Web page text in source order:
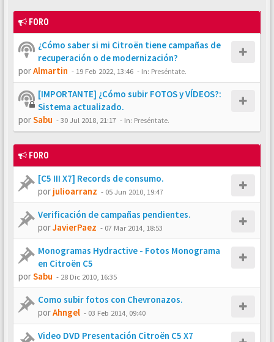
FORO
¿Cómo saber si mi Citroën tiene campañas de
recuperación o de modernización?
porAlmartin - 19 Feb 2022, 13:46 - In: Preséntate.
[IMPORTANTE] ¿Cómo subir FOTOS y VÍDEOS?:
Sistema actualizado.
porSabu -30 Jul 2018, 21:17 - In: Preséntate.
FORO
[C5 III X7] Records de consumo.
por julioarranz - 05 Jun 2010, 19:47
Verificación de campañas pendientes.
porJavierPaez - 07 Mar 2014, 18:53
Monogramas Hydractive - Fotos Monograma
en Citroën C5
porSabu - 28 Dic 2010, 16:35
Como subir fotos con Chevronazos.
porAhngel - 03 Feb 2014, 09:40
Video DVD Presentación Citroën C5 X7